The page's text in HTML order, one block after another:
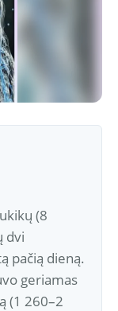
(8
dvi
pačią dieną.
geriamas
(1 260–2